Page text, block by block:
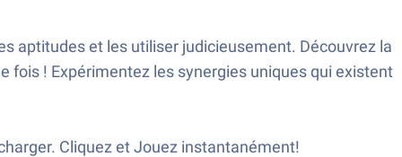
aptitudes et les utiliser judicieusement. Découvrez la
fois ! Expérimentez les synergies uniques qui existent
Cliquez et Jouez instantanément!